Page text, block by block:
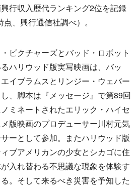
行収入歴代ランキング2位を記録
点、興行通信社調べ）。
ピクチャーズとバッド・ロボット
ハリウッド版実写映画は、バッ
イブラムスとリンジー・ウェバー
、脚本は『メッセージ』で第89回
ミネートされたエリック・ハイセ
版映画のプロデューサー川村元気
ーとして参加。またハリウッド版
ブアメリカンの少女とシカゴに住
入れ替わる不思議な現象を体験す
。そして来るべき災害を予知した